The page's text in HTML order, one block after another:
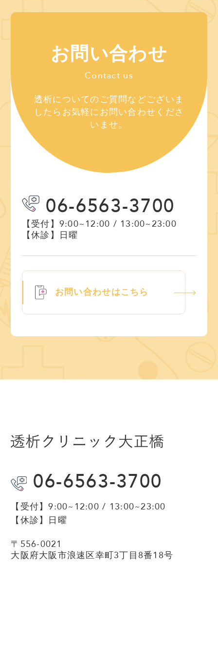
お問い合わせ
Contact us
透析についてのご質問などございま
したら お気軽にお問い合わせくださ
いませ。
06-6563-3700
【受付】 9:00~12:00 / 13:00~23:00
【休診】 日曜
お問い合わせはこちら
06-6563-3700
【受付】9:00~12:00 / 13:00~23:00
【休診】
日曜
〒556-0021
大阪府大阪市浪速区幸町3丁目8番18号